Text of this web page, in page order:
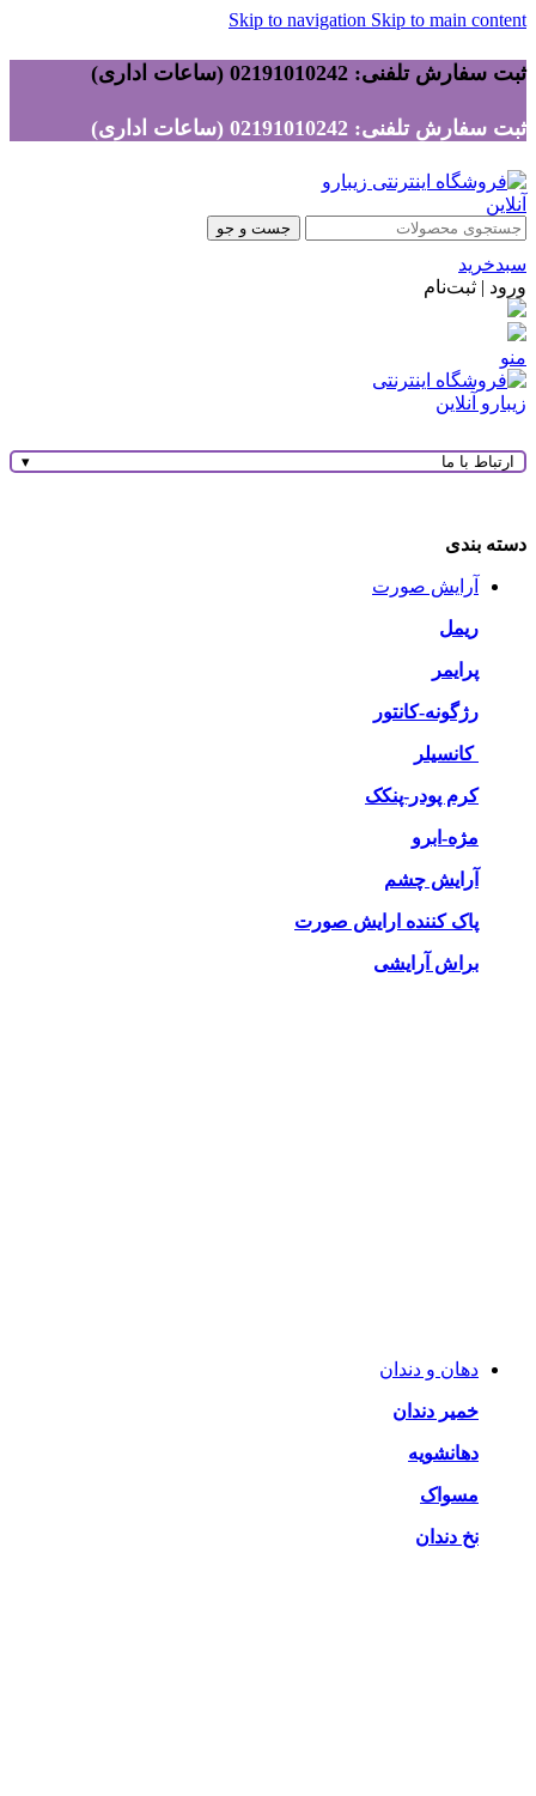
Skip to navigation Skip to main content
ثبت سفارش تلفنی: 02191010242 (ساعات اداری)
ثبت سفارش تلفنی: 02191010242 (ساعات اداری)
جست و جو
سبدخرید
ورود | ثبت‌نام
منو
ارتباط با ما ▾
دسته بندی
آرایش صورت
ریمل
پرایمر
رژگونه-کانتور
کانسیلر
کرم پودر-پنکک
مژه-ابرو
آرایش چشم
پاک کننده ارایش صورت
براش آرایشی
دهان و دندان
خمیر دندان
دهانشویه
مسواک
نخ دندان